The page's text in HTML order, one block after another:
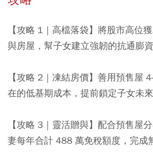
【攻略 1｜高檔落袋】 將股市高位
與房屋，幫子女建立強韌的抗通膨資
【攻略 2｜凍結房價】 善用預售屋
在的低基期成本，提前鎖定子女未來
【攻略 3｜靈活贈與】 配合預售屋
妻每年合計 488 萬免稅額度，完成